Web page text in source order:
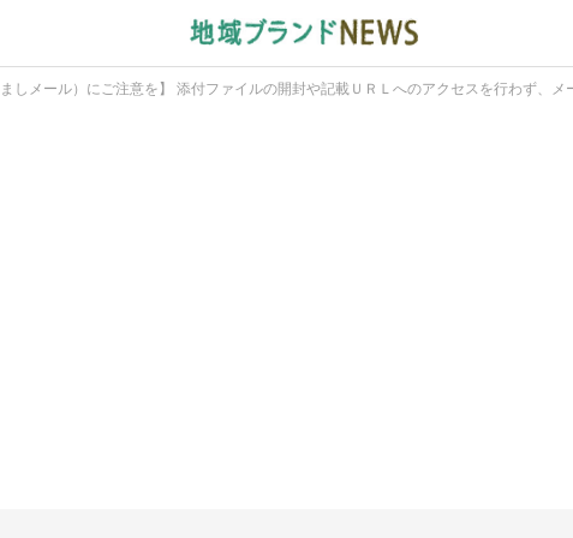
しメール）にご注意を】 添付ファイルの開封や記載ＵＲＬへのアクセスを行わず、メ